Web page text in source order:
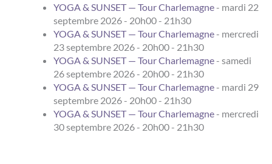
YOGA & SUNSET — Tour Charlemagne- mardi 22
septembre 2026 - 20h00 - 21h30
YOGA & SUNSET — Tour Charlemagne- mercredi
23 septembre 2026 - 20h00 - 21h30
YOGA & SUNSET — Tour Charlemagne- samedi
26 septembre 2026 - 20h00 - 21h30
YOGA & SUNSET — Tour Charlemagne- mardi 29
septembre 2026 - 20h00 - 21h30
YOGA & SUNSET — Tour Charlemagne- mercredi
30 septembre 2026 - 20h00 - 21h30